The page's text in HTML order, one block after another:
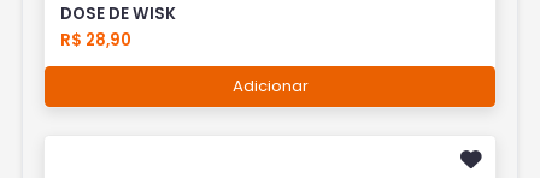
DOSE DE WISK
R$ 28,90
Adicionar